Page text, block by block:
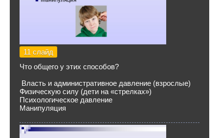
11 слайд
Что общего у этих способов?
Власть и административное давление (взрослые)
Физическую силу (дети на «стрелках»)
Психологическое давление
Манипуляция